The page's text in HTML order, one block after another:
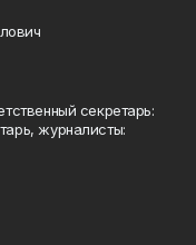
секретарь:
журналисты: